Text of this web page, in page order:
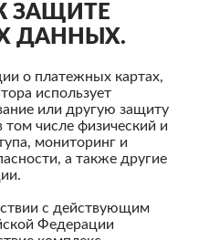
ЗАЩИТЕ
ДАННЫХ.
о платежных картах,
использует
или другую защиту
числе физический и
мониторинг и
а также другие
с действующим
Федерации